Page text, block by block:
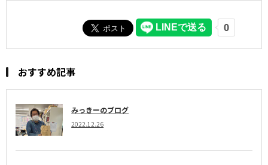
おすすめ記事
みっきーのブログ
2022.12.26